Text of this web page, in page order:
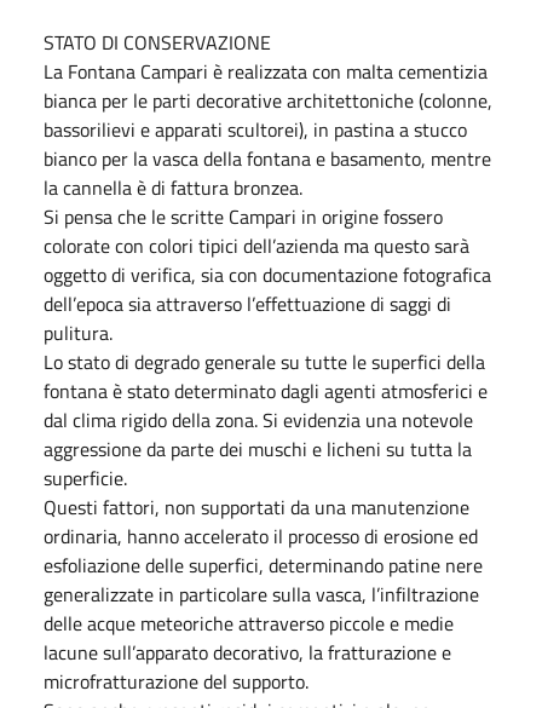
STATO DI CONSERVAZIONE
La Fontana Campari è realizzata con malta cementizia
bianca per le parti decorative architettoniche (colonne,
bassorilievi e apparati scultorei), in pastina a stucco
bianco per la vasca della fontana e basamento, mentre
la cannella è di fattura bronzea.
Si pensa che le scritte Campari in origine fossero
colorate con colori tipici dell’azienda ma questo sarà
oggetto di verifica, sia con documentazione fotografica
dell’epoca sia attraverso l’effettuazione di saggi di
pulitura.
Lo stato di degrado generale su tutte le superfici della
fontana è stato determinato dagli agenti atmosferici e
dal clima rigido della zona. Si evidenzia una notevole
aggressione da parte dei muschi e licheni su tutta la
superficie.
Questi fattori, non supportati da una manutenzione
ordinaria, hanno accelerato il processo di erosione ed
esfoliazione delle superfici, determinando patine nere
generalizzate in particolare sulla vasca, l’infiltrazione
delle acque meteoriche attraverso piccole e medie
lacune sull’apparato decorativo, la fratturazione e
microfratturazione del supporto.